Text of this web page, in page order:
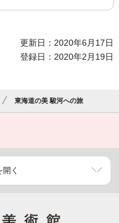
更新日：2020年6月17日
登録日：2020年2月19日
東海道の美 駿河への旅
く